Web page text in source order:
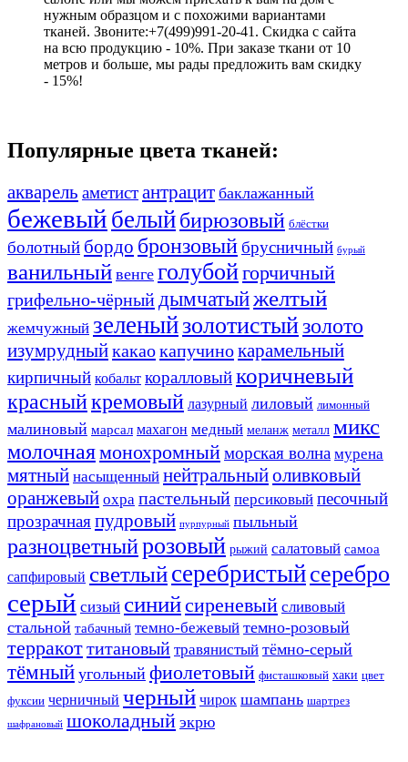
нужным образцом и с похожими вариантами
тканей. Звоните:+7(499)991-20-41. Скидка с сайта
на всю продукцию - 10%. При заказе ткани от 10
метров и больше, мы рады предложить вам скидку
- 15%!
Популярные цвета тканей:
акварель аметистантрацит баклажанный
бежевый белыйбирюзовый блёстки
болотный бордо бронзовыйбрусничный бурый
ванильный венге голубойгорчичный
грифельно-чёрный дымчатыйжелтый
жемчужный зеленыйзолотистыйзолото
изумрудныйкакаокапучинокарамельный
кирпичный кобальт коралловыйкоричневый
красныйкремовый лазурный лиловый лимонный
малиновый марсал махагон медный меланж металл микс
молочнаямонохромныйморская волна мурена
мятный насыщенный нейтральныйоливковый
оранжевый охра пастельный персиковый песочный
прозрачнаяпудровый пурпурный пыльный
разноцветныйрозовый рыжий салатовый самоа
сапфировый светлыйсеребристыйсеребро
серый сизый синийсиреневый сливовый
стальной табачный темно-бежевый темно-розовый
терракоттитановый травянистый тёмно-серый
тёмный угольный фиолетовый фисташковый хаки цвет
фуксии черничный черный чирок шампань шартрез
шафрановый шоколадный экрю